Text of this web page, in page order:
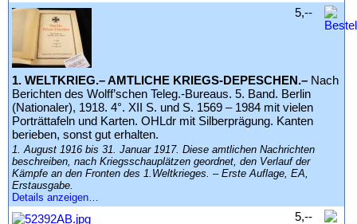
1. WELTKRIEG.– AMTLICHE KRIEGS-DEPESCHEN.– Nach
Berichten des Wolff’schen Teleg.-Bureaus. 5. Band. Berlin
(Nationaler), 1918. 4°. XII S. und S. 1569 – 1984 mit vielen
Porträttafeln und Karten. OHLdr mit Silberprägung. Kanten
berieben, sonst gut erhalten.
1. August 1916 bis 31. Januar 1917. Diese amtlichen Nachrichten
beschreiben, nach Kriegsschauplätzen geordnet, den Verlauf der
Kämpfe an den Fronten des 1.Weltkrieges. – Erste Auflage, EA,
Erstausgabe.
Details anzeigen…
5,--
5,--